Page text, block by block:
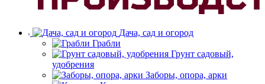
Дача, сад и огород
Грабли
Грунт садовый,
удобрения
Заборы, опора, арки